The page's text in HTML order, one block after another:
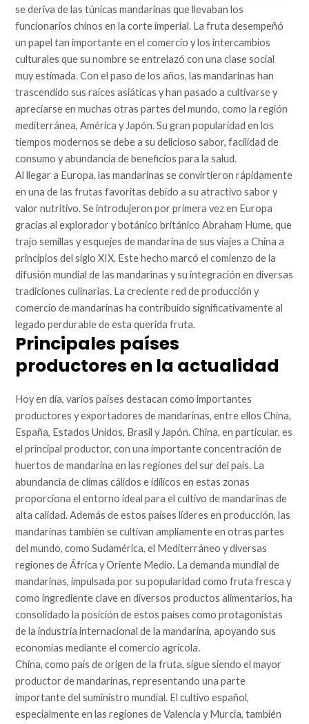
se deriva de las túnicas mandarinas que llevaban los
funcionarios chinos en la corte imperial. La fruta desempeñó
un papel tan importante en el comercio y los intercambios
culturales que su nombre se entrelazó con una clase social
muy estimada. Con el paso de los años, las mandarinas han
trascendido sus raíces asiáticas y han pasado a cultivarse y
apreciarse en muchas otras partes del mundo, como la región
mediterránea, América y Japón. Su gran popularidad en los
tiempos modernos se debe a su delicioso sabor, facilidad de
consumo y abundancia de beneficios para la salud.
Al llegar a Europa, las mandarinas se convirtieron rápidamente
en una de las frutas favoritas debido a su atractivo sabor y
valor nutritivo. Se introdujeron por primera vez en Europa
gracias al explorador y botánico británico Abraham Hume, que
trajo semillas y esquejes de mandarina de sus viajes a China a
principios del siglo XIX. Este hecho marcó el comienzo de la
difusión mundial de las mandarinas y su integración en diversas
tradiciones culinarias. La creciente red de producción y
comercio de mandarinas ha contribuido significativamente al
legado perdurable de esta querida fruta.
Principales países
productores en la actualidad
Hoy en día, varios países destacan como importantes
productores y exportadores de mandarinas, entre ellos China,
España, Estados Unidos, Brasil y Japón. China, en particular, es
el principal productor, con una importante concentración de
huertos de mandarina en las regiones del sur del país. La
abundancia de climas cálidos e idílicos en estas zonas
proporciona el entorno ideal para el cultivo de mandarinas de
alta calidad. Además de estos países líderes en producción, las
mandarinas también se cultivan ampliamente en otras partes
del mundo, como Sudamérica, el Mediterráneo y diversas
regiones de África y Oriente Medio. La demanda mundial de
mandarinas, impulsada por su popularidad como fruta fresca y
como ingrediente clave en diversos productos alimentarios, ha
consolidado la posición de estos países como protagonistas
de la industria internacional de la mandarina, apoyando sus
economías mediante el comercio agrícola.
China, como país de origen de la fruta, sigue siendo el mayor
productor de mandarinas, representando una parte
importante del suministro mundial. El cultivo español,
especialmente en las regiones de Valencia y Murcia, también